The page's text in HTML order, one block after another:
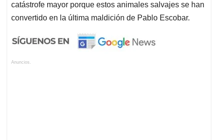
catástrofe mayor porque estos animales salvajes se han
convertido en la última maldición de Pablo Escobar.
Anuncios.